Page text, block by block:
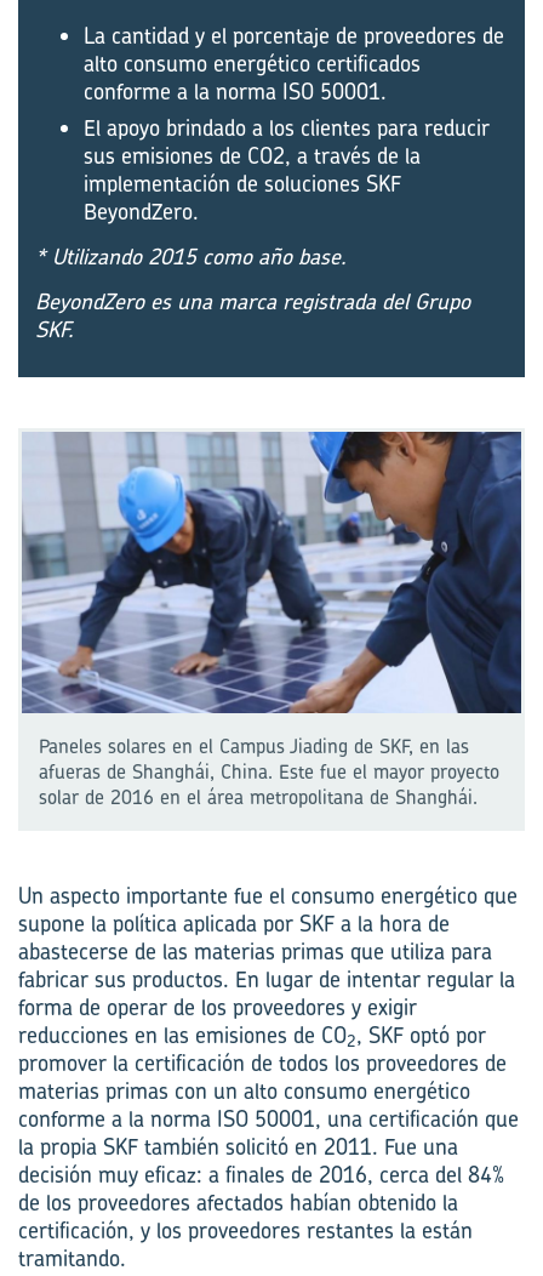
La cantidad y el porcentaje de proveedores de
alto consumo energético certificados
conforme a la norma ISO 50001.
El apoyo brindado a los clientes para reducir
sus emisiones de CO2, a través de la
implementación de soluciones SKF
BeyondZero.
* Utilizando 2015 como año base.
BeyondZero es una marca registrada del Grupo
SKF.
Paneles solares en el Campus Jiading de SKF, en las
afueras de Shanghái, China. Este fue el mayor proyecto
solar de 2016 en el área metropolitana de Shanghái.
Un aspecto importante fue el consumo energético que
supone la política aplicada por SKF a la hora de
abastecerse de las materias primas que utiliza para
fabricar sus productos. En lugar de intentar regular la
forma de operar de los proveedores y exigir
reducciones en las emisiones de CO2, SKF optó por
promover la certificación de todos los proveedores de
materias primas con un alto consumo energético
conforme a la norma ISO 50001, una certificación que
la propia SKF también solicitó en 2011. Fue una
decisión muy eficaz: a finales de 2016, cerca del 84%
de los proveedores afectados habían obtenido la
certificación, y los proveedores restantes la están
tramitando.